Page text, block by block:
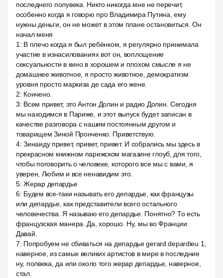
последнего полувека. Никто никогда мне не перечит,
особенно когда я говорю про Владимира Путина, ему
нужны деньги, он не может в этом плане остановиться. Он
начал меня
1 : В плечо когда я был ребёнком, я регулярно принимала
участие в изнасилованиях вот он, воплощение
сексуальности в кино в хорошем и плохом смысле я не
домашнее животное, я просто животное, демократизм
уровня просто маркиза де сада его жене.
2: Кончено.
3: Всем привет, это Антон Долин и радио Долин. Сегодня
мы находимся в Париже, и этот выпуск будет записан в
качестве разговора с нашим постоянным другом и
товарищем Зиной Пронченко. Приветствую.
4:Зинаиду привет, привет, привет. И собрались мы здесь в
прекрасном книжном парижском магазине глоуб, для того,
чтобы поговорить о человеке, которого все мы с вами, я
уверен, Любим и все ненавидим это.
5:Жерар депардье
6: Будем все-таки называть его депардье, как французы
или депардье, как представители всего остального
человечества. Я называю его депардье. Понятно? То есть
французская манера. Да, хорошо. Ну, мы во Франции.
Давай.
7: Попробуем не сбиваться на депардье gerard depardieu 1,
наверное, из самых великих артистов в мире в последние
ну, полвека, да или около того жерар депардье, наверное,
стал.